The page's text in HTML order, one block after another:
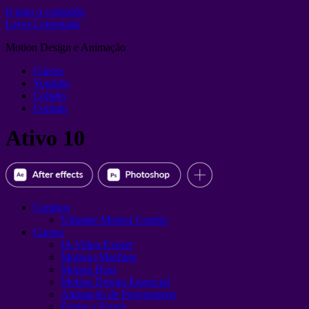
Ir para o conteúdo
Layer Lemonade
Motion Design e Animação
Cursos
Youtube
Collabs
Contato
Ativo 10
Combos
Ultimate Motion Combo
Cursos
IA Video Expert
Motion+Machine
Motion Boss
Motion Design Essencial
Animação de Personagens
Frame a Frame